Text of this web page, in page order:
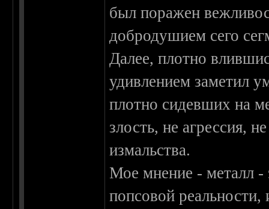
был поражен
добродушием сего
Далее, плотно
удивлением заметил
плотно сидевших на
злость, не агрессия,
измальства.
Мое мнение - металл -
попсовой